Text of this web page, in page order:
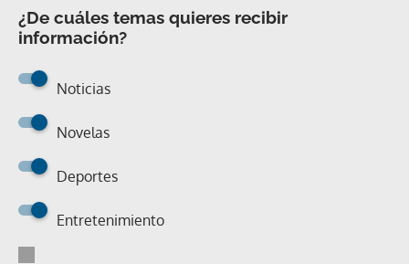
¿De cuáles temas quieres recibir
información?
Noticias
Novelas
Deportes
Entretenimiento